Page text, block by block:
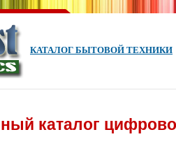
КАТАЛОГ БЫТОВОЙ ТЕХНИКИ
каталог